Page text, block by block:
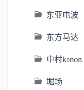
东亚电波
东方马达
中村kanon
堀场